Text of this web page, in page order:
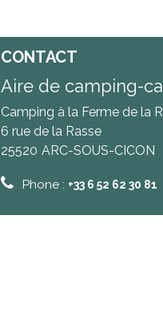
CONTACT
Aire de camping-
Camping à la Ferme de la
6 rue de la Rasse
25520 ARC-SOUS-CICON
Phone : +33 6 52 62 30 81